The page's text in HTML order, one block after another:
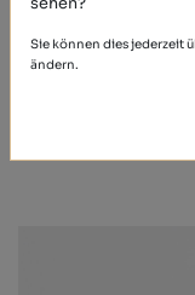
Sie können dies jederzeit
ändern.